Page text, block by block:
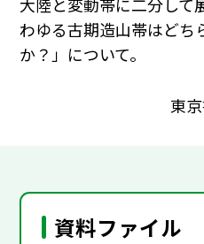
大陸と変動帯に二分して
わゆる古期造山帯はどち
か？」について。
東
資料ファイル